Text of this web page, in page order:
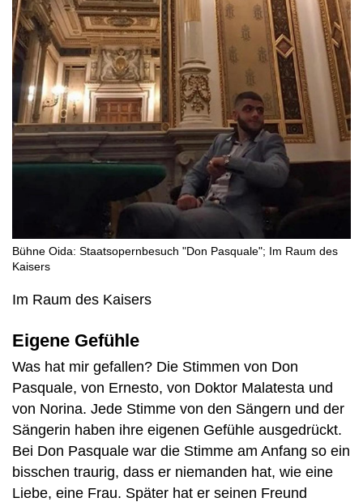
Bühne Oida: Staatsopernbesuch "Don Pasquale"; Im Raum des
Kaisers
Im Raum des Kaisers
Eigene Gefühle
Was hat mir gefallen? Die Stimmen von Don
Pasquale, von Ernesto, von Doktor Malatesta und
von Norina. Jede Stimme von den Sängern und der
Sängerin haben ihre eigenen Gefühle ausgedrückt.
Bei Don Pasquale war die Stimme am Anfang so ein
bisschen traurig, dass er niemanden hat, wie eine
Liebe, eine Frau. Später hat er seinen Freund